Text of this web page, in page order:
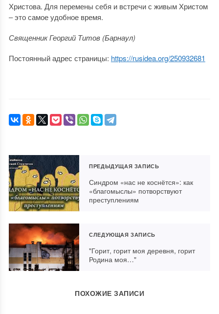
Христова. Для перемены себя и встречи с живым Христом
‒ это самое удобное время.
Священник Георгий Титов (Барнаул)
Постоянный адрес страницы: https://rusidea.org/250932681
ПРЕДЫДУЩАЯ ЗАПИСЬ
Синдром «нас не коснётся»: как
«благомыслы» потворствуют
преступлениям
СЛЕДУЮЩАЯ ЗАПИСЬ
"Горит, горит моя деревня, горит
Родина моя…"
ПОХОЖИЕ ЗАПИСИ